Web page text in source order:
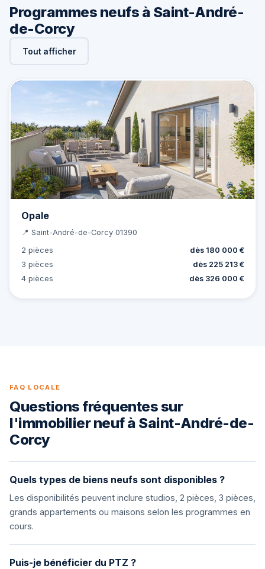
Programmes neufs à Saint-André-
de-Corcy
Tout afficher
Opale
📍 Saint-André-de-Corcy 01390
2 pièces
dès 180 000 €
3 pièces
dès 225 213 €
4 pièces
dès 326 000 €
FAQ LOCALE
Questions fréquentes sur
l'immobilier neuf à Saint-André-de-
Corcy
Quels types de biens neufs sont disponibles ?
Les disponibilités peuvent inclure studios, 2 pièces, 3 pièces,
grands appartements ou maisons selon les programmes en
cours.
Puis-je bénéficier du PTZ ?